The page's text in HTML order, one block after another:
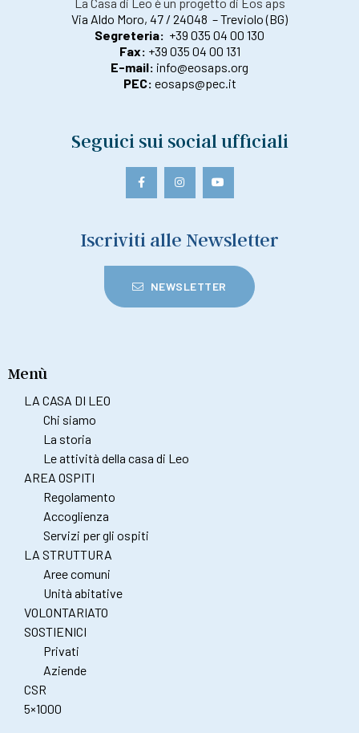
Via Aldo Moro, 47 / 24048 – Treviolo (BG)
Segreteria: +39 035 04 00 130
Fax: +39 035 04 00 131
E-mail: info@eosaps.org
PEC: eosaps@pec.it
Seguici sui social ufficiali
Iscriviti alle Newsletter
NEWSLETTER
Menù
LA CASA DI LEO
Chi siamo
La storia
Le attività della casa di Leo
AREA OSPITI
Regolamento
Accoglienza
Servizi per gli ospiti
LA STRUTTURA
Aree comuni
Unità abitative
VOLONTARIATO
SOSTIENICI
Privati
Aziende
CSR
5×1000